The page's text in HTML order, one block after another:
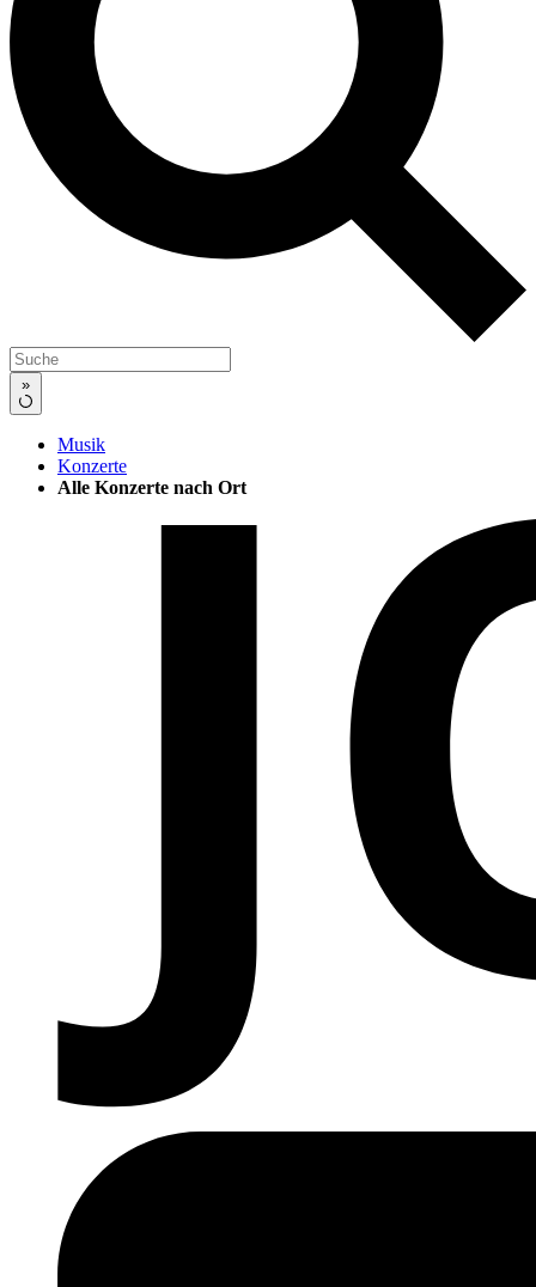
»
Musik
Konzerte
Alle Konzerte nach Ort